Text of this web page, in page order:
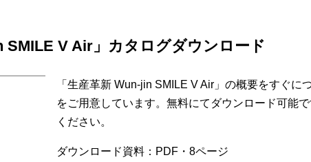
SMILE V Air」カタログダウンロード
「生産革新 Wun-jin SMILE V Air」の概要をすぐ
をご用意しています。無料にてダウンロード可能
ください。
ダウンロード資料：PDF・8ページ